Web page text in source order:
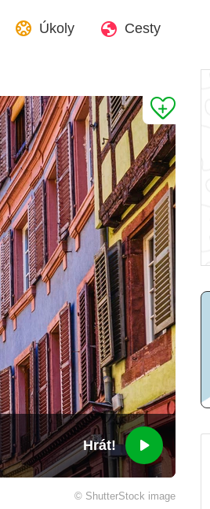
Úkoly Cesty
Hrát!
© ShutterStock image